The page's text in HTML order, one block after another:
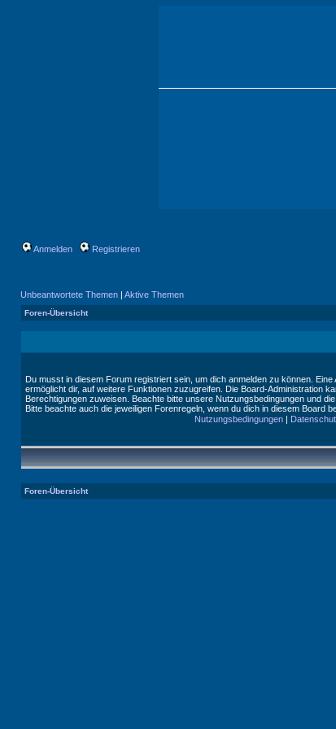
Anmelden Registrieren
Unbeantwortete Themen | Aktive Themen
Foren-Übersicht
Du musst in diesem Forum registriert sein, um dich anmelden zu können.
ermöglicht dir, auf weitere Funktionen zuzugreifen. Die Board-Administration
Berechtigungen zuweisen. Beachte bitte unsere Nutzungsbedingungen und
Bitte beachte auch die jeweiligen Forenregeln, wenn du dich in diesem Board
Nutzungsbedingungen |
Foren-Übersicht